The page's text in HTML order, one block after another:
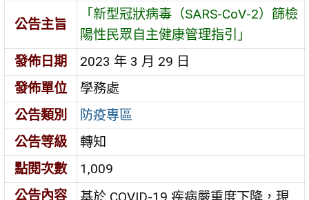
公告主旨
「新型冠狀病毒（SARS-CoV-2）篩檢
陽性民眾自主健康管理指引」
發佈日期
2023 年 3 月 29 日
發佈單位
學務處
公告類別
防疫專區
公告等級
轉知
點閱次數
1,009
公告內容